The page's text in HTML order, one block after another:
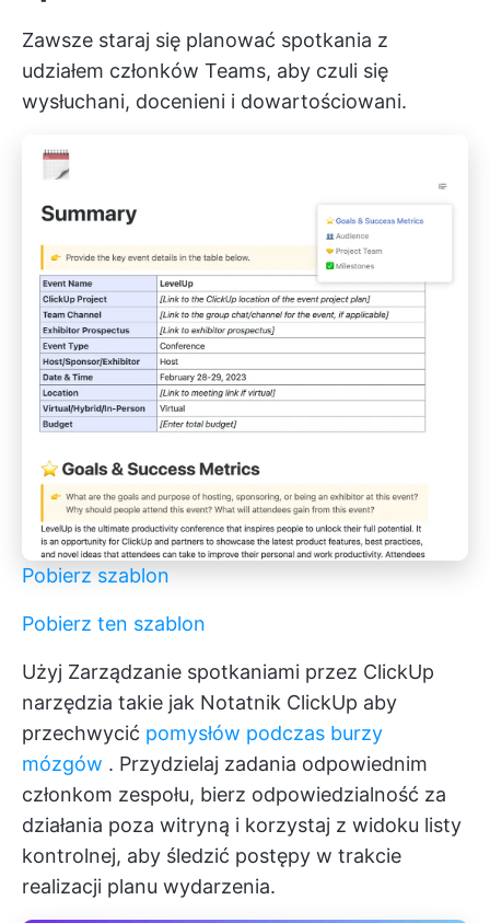
Zawsze staraj się planować spotkania z
udziałem członków Teams, aby czuli się
wysłuchani, docenieni i dowartościowani.
Pobierz szablon
Pobierz ten szablon
Użyj Zarządzanie spotkaniami przez ClickUp
narzędzia takie jak Notatnik ClickUp aby
przechwycić pomysłów podczas burzy
mózgów . Przydzielaj zadania odpowiednim
członkom zespołu, bierz odpowiedzialność za
działania poza witryną i korzystaj z widoku listy
kontrolnej, aby śledzić postępy w trakcie
realizacji planu wydarzenia.